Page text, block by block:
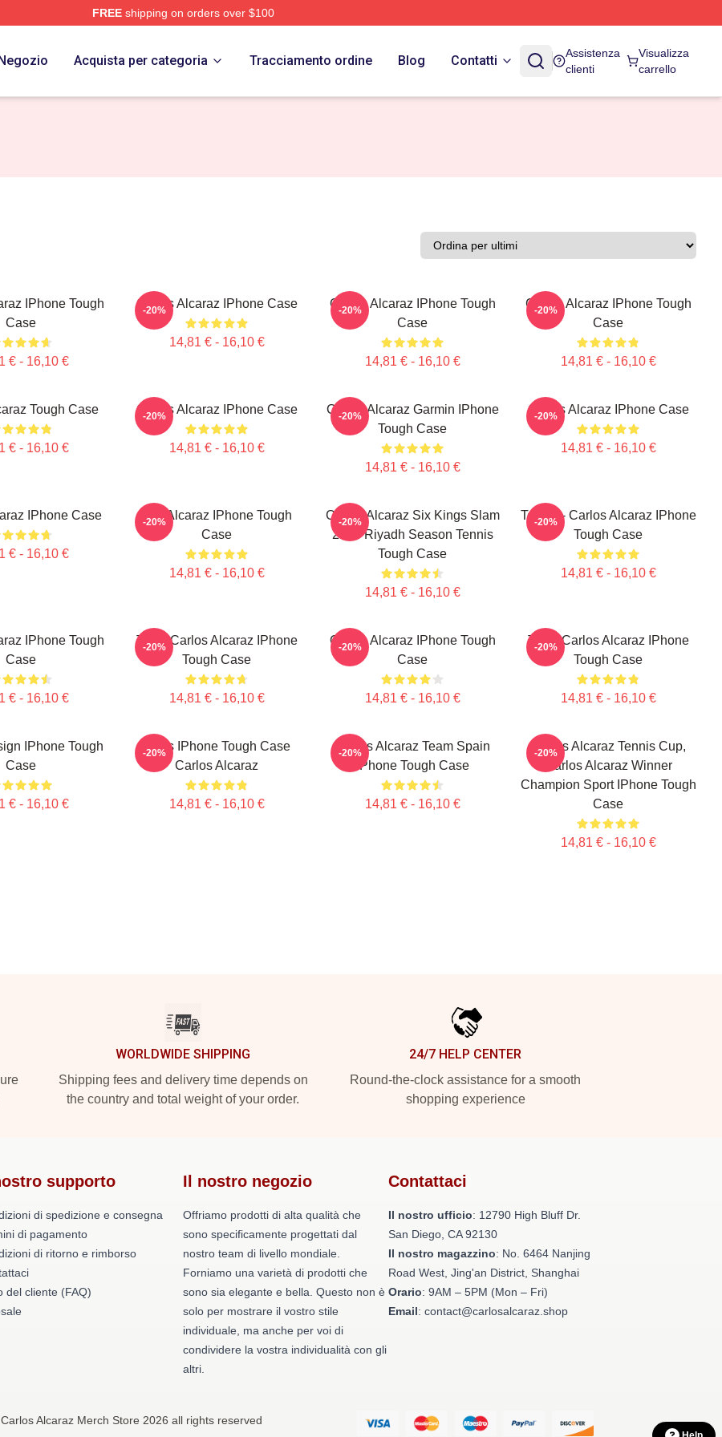
FREEshipping on orders over $100
Acquista per categoria Tracciamento ordine Blog Contatti
Assistenza
clienti
Visualizza
carrello
IPhone Tough
Case
€ - 16,10 €
Carlos Alcaraz IPhone Case
14,81 € - 16,10 €
-20%
Carlos Alcaraz IPhone Tough
Case
14,81 € - 16,10 €
-20%
Carlos Alcaraz IPhone Tough
Case
14,81 € - 16,10 €
-20%
Tough Case
€ - 16,10 €
Carlos Alcaraz IPhone Case
14,81 € - 16,10 €
-20%
Carlos Alcaraz Garmin IPhone
Tough Case
14,81 € - 16,10 €
-20% Carlos Alcaraz IPhone Case
14,81 € - 16,10 €
-20%
IPhone Case
€ - 16,10 €
The Alcaraz IPhone Tough
Case
14,81 € - 16,10 €
-20%
Carlos Alcaraz Six Kings Slam
2025 Riyadh Season Tennis
Tough Case
14,81 € - 16,10 €
-20%
Tennis - Carlos Alcaraz IPhone
Tough Case
14,81 € - 16,10 €
-20%
IPhone Tough
Case
€ - 16,10 €
Tenis Carlos Alcaraz IPhone
Tough Case
14,81 € - 16,10 €
-20%
Carlos Alcaraz IPhone Tough
Case
14,81 € - 16,10 €
-20%
Tenis Carlos Alcaraz IPhone
Tough Case
14,81 € - 16,10 €
-20%
IPhone Tough
Case
€ - 16,10 €
Tenis IPhone Tough Case
Carlos Alcaraz
14,81 € - 16,10 €
-20%
Carlos Alcaraz Team Spain
IPhone Tough Case
14,81 € - 16,10 €
-20%
Carlos Alcaraz Tennis Cup,
Carlos Alcaraz Winner
Champion Sport IPhone Tough
Case
14,81 € - 16,10 €
-20%
WORLDWIDE SHIPPING
Shipping fees and delivery time depends on
the country and total weight of your order.
24/7 HELP CENTER
Round-the-clock assistance for a smooth
shopping experience
supporto
di spedizione e consegna
di pagamento
di ritorno e rimborso
del cliente (FAQ)
Il nostro negozio
Offriamo prodotti di alta qualità che
sono specificamente progettati dal
nostro team di livello mondiale.
Forniamo una varietà di prodotti che
sono sia elegante e bella. Questo non è
solo per mostrare il vostro stile
individuale, ma anche per voi di
condividere la vostra individualità con gli
altri.
Contattaci
Il nostro ufficio: 12790 High Bluff Dr.
San Diego, CA 92130
Il nostro magazzino: No. 6464 Nanjing
Road West, Jing'an District, Shanghai
Orario: 9AM – 5PM (Mon – Fri)
Email: contact@carlosalcaraz.shop
Alcaraz Merch Store 2026 all rights reserved